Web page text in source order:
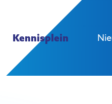
Kennisplein